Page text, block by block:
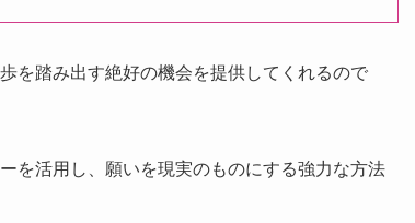
を踏み出す絶好の機会を提供してくれるので
を活用し、願いを現実のものにする強力な方法